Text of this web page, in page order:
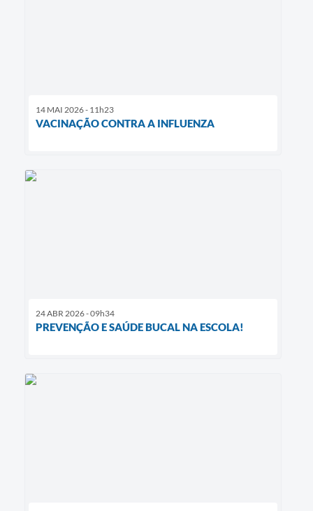
14 MAI 2026 - 11h23
VACINAÇÃO CONTRA A INFLUENZA
24 ABR 2026 - 09h34
PREVENÇÃO E SAÚDE BUCAL NA ESCOLA!